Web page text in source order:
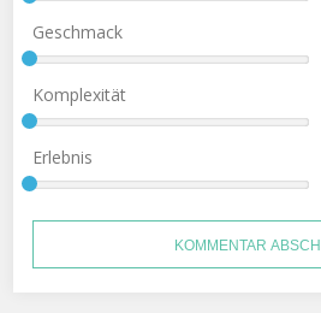
Geschmack
Komplexität
Erlebnis